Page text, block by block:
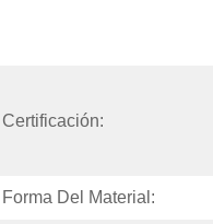
Certificación:
Forma Del Material: